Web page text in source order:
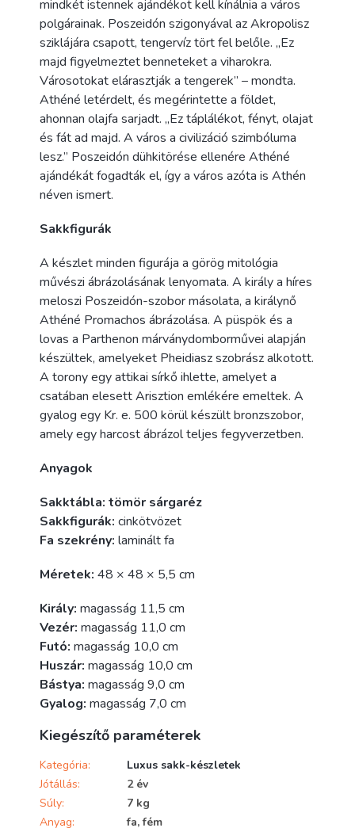
mindkét istennek ajándékot kell kínálnia a város
polgárainak. Poszeidón szigonyával az Akropolisz
sziklájára csapott, tengervíz tört fel belőle. „Ez
majd figyelmeztet benneteket a viharokra.
Városotokat elárasztják a tengerek” – mondta.
Athéné letérdelt, és megérintette a földet,
ahonnan olajfa sarjadt. „Ez táplálékot, fényt, olajat
és fát ad majd. A város a civilizáció szimbóluma
lesz.” Poszeidón dühkitörése ellenére Athéné
ajándékát fogadták el, így a város azóta is Athén
néven ismert.
Sakkfigurák
A készlet minden figurája a görög mitológia
művészi ábrázolásának lenyomata. A király a híres
meloszi Poszeidón-szobor másolata, a királynő
Athéné Promachos ábrázolása. A püspök és a
lovas a Parthenon márványdomborművei alapján
készültek, amelyeket Pheidiasz szobrász alkotott.
A torony egy attikai sírkő ihlette, amelyet a
csatában elesett Arisztion emlékére emeltek. A
gyalog egy Kr. e. 500 körül készült bronzszobor,
amely egy harcost ábrázol teljes fegyverzetben.
Anyagok
Sakktábla: tömör sárgaréz
Sakkfigurák: cinkötvözet
Fa szekrény: laminált fa
Méretek: 48 × 48 × 5,5 cm
Király: magasság 11,5 cm
Vezér: magasság 11,0 cm
Futó: magasság 10,0 cm
Huszár: magasság 10,0 cm
Bástya: magasság 9,0 cm
Gyalog: magasság 7,0 cm
Kiegészítő paraméterek
Kategória:
Luxus sakk-készletek
Jótállás:
2 év
Súly:
7 kg
Anyag:
fa, fém